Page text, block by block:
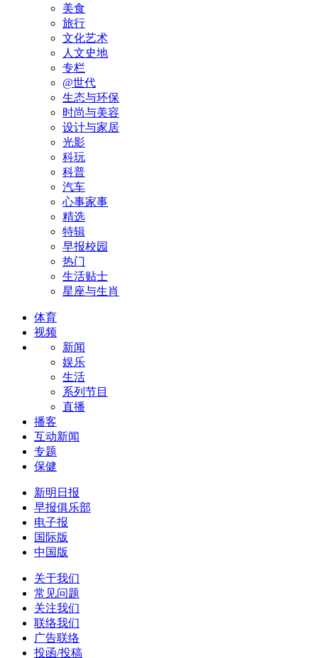
美食
旅行
文化艺术
人文史地
专栏
@世代
生态与环保
时尚与美容
设计与家居
光影
科玩
科普
汽车
心事家事
精选
特辑
早报校园
热门
生活贴士
星座与生肖
体育
视频
新闻
娱乐
生活
系列节目
直播
播客
互动新闻
专题
保健
新明日报
早报俱乐部
电子报
国际版
中国版
关于我们
常见问题
关注我们
联络我们
广告联络
投函/投稿